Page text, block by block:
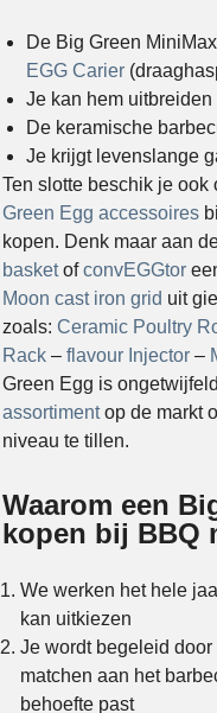
De Big Green
EGG Carier
Je kan hem uitbreiden
De keramische
Je krijgt levenslange
Ten slotte beschik je
Green Egg accessoires
kopen. Denk maar aan
basketofconvEGGtor
Moon cast iron grid uit
zoals: Ceramic Poultry
Rack – flavour Injector –
Green Egg is
assortimentop de markt
niveau te tillen.
Waarom een
kopen bij BBQ
We werken het hele
kan uitkiezen
Je wordt begeleid
matchen aan het
behoefte past